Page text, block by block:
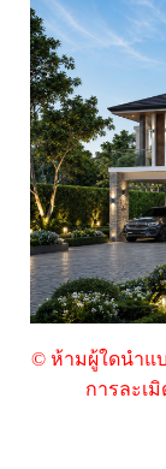
© ห้ามผู้ใดนำแ
การละเ